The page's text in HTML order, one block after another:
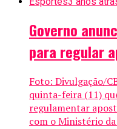
Governo
para regular
Foto: Divulgação/
quinta-feira (11)
regulamentar
com o Ministério da